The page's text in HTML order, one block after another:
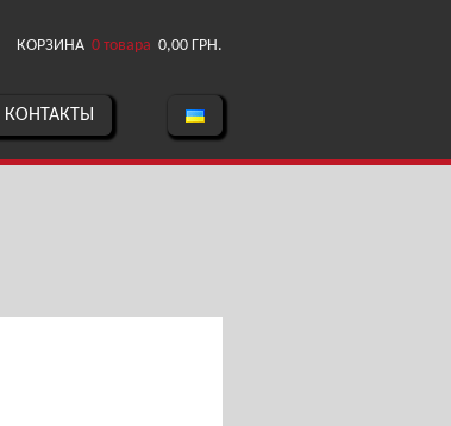
КОРЗИНА 0 товара 0,00 ГРН.
КОНТАКТЫ